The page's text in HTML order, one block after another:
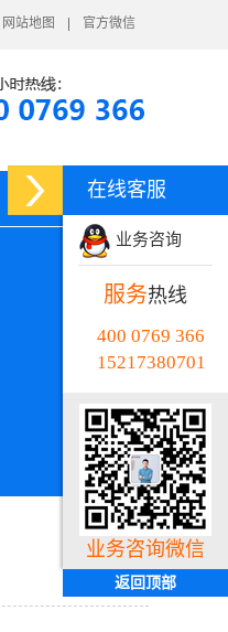
网站地图 官方微信
在线客服
业务咨询
服务热线
400 0769 366
15217380701
业务咨询微信
返回顶部